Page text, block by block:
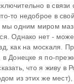
в связи
то недоброе в
мы одним миром
Однако нет -
как на москаля.
в Донецке я по-
что я живу в
из этих же мест),